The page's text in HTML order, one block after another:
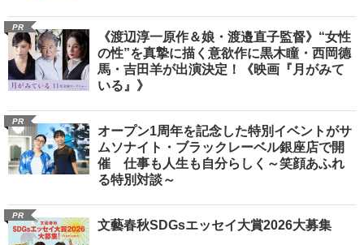
PR
《渡辺淳一原作＆娘・渡邉直子監督》“女性
の性”を真摯に描く意欲作に黒木瞳・西岡德
馬・吉田羊が出演決定！《映画『月がみて
いる』》
PR
オープン1周年を記念した特別イベントがサ
ムソナイト・ブラックレーベル銀座店で開
催 仕事も人生も自分らしく～笑顔あふれ
る特別対談～
PR
文藝春秋SDGsエッセイ大賞2026大募集